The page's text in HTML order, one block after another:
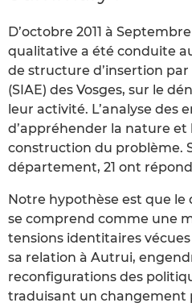
D’octobre 2011 à
qualitative a été conduite
de structure d’insertion
(SIAE) des Vosges, sur le
leur activité. L’analyse des
d’appréhender la nature et
construction du problème.
département, 21 ont
Notre hypothèse est que le
se comprend comme une
tensions identitaires
sa relation à Autrui,
reconfigurations des
traduisant un changement